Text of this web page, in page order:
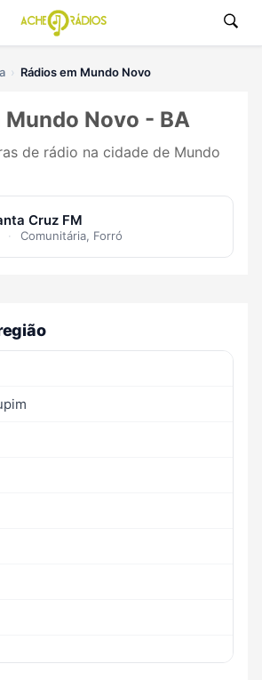
Rádios em Mundo Novo
Mundo Novo - BA
de rádio na cidade de Mundo
Cruz FM
· Comunitária, Forró